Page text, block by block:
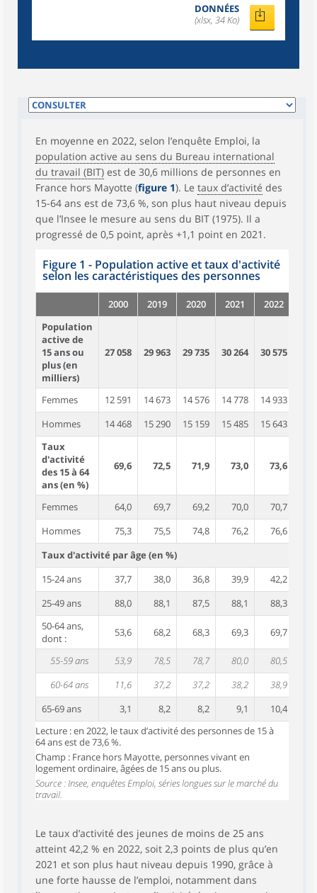
DONNÉES
(xlsx, 34 Ko)
En moyenne en 2022, selon l’enquête Emploi, la
population active au sens du Bureau international
du travail (BIT) est de 30,6 millions de personnes en
France hors Mayotte (figure 1). Le taux d’activité des
15-64 ans est de 73,6 %, son plus haut niveau depuis
que l’Insee le mesure au sens du BIT (1975). Il a
progressé de 0,5 point, après +1,1 point en 2021.
Figure 1 - Population active et taux d'activité
selon les caractéristiques des personnes
2000 2019 2020 2021
2022
Population
active de
15 ans ou
plus (en
milliers)
27 058 29 963 29 735 30 264 30 575
Femmes 12 591 14 673 14 576 14 778
14 933
Hommes
14 468 15 290 15 159 15 485
15 643
Taux
d'activité
des 15 à 64
ans (en %)
69,6 72,5 71,9 73,0 73,6
Femmes 64,0 69,7 69,2 70,0
70,7
Hommes
75,3 75,5 74,8 76,2
76,6
Taux d'activité par âge (en %)
15-24 ans
37,7 38,0 36,8 39,9
42,2
25-49 ans
88,0 88,1 87,5 88,1
88,3
50-64 ans,
dont :
53,6 68,2 68,3 69,3 69,7
55-59 ans 53,9 78,5 78,7 80,0
80,5
60-64 ans
11,6 37,2 37,2 38,2
38,9
65-69 ans
3,1 8,2 8,2 9,1
10,4
Lecture : en 2022, le taux d’activité des personnes de 15 à
64 ans est de 73,6 %.
Champ : France hors Mayotte, personnes vivant en
logement ordinaire, âgées de 15 ans ou plus.
Source : Insee, enquêtes Emploi, séries longues sur le marché du
travail.
Le taux d’activité des jeunes de moins de 25 ans
atteint 42,2 % en 2022, soit 2,3 points de plus qu’en
2021 et son plus haut niveau depuis 1990, grâce à
une forte hausse de l’emploi, notamment dans